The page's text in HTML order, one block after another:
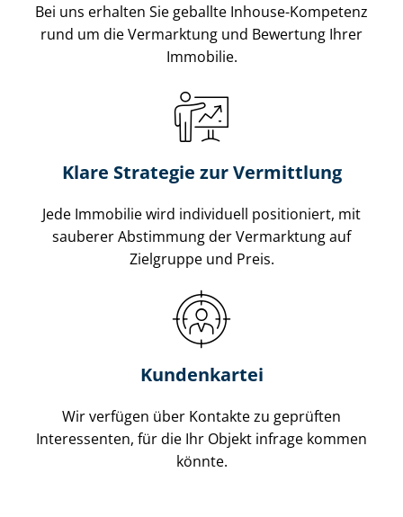
Bei uns erhalten Sie geballte Inhouse-Kompetenz
rund um die Vermarktung und Bewertung Ihrer
Immobilie.
Klare Strategie zur Vermittlung
Jede Immobilie wird individuell positioniert, mit
sauberer Abstimmung der Vermarktung auf
Zielgruppe und Preis.
Kundenkartei
Wir verfügen über Kontakte zu geprüften
Interessenten, für die Ihr Objekt infrage kommen
könnte.